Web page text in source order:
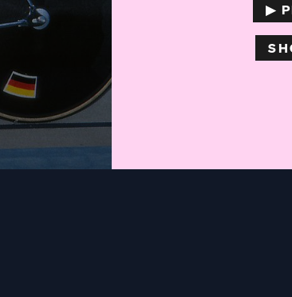
▶︎